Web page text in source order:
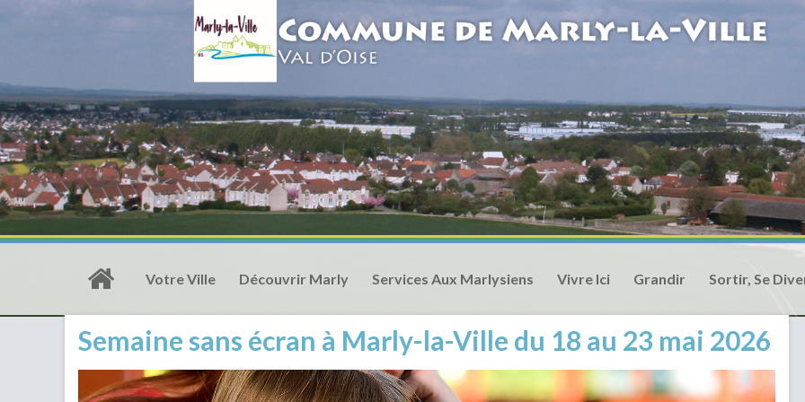
Votre Ville Découvrir Marly Services Aux Marlysiens Vivre Ici Grandir Sortir, Se
Semaine sans écran à Marly-la-Ville du 18 au 23 mai 2026